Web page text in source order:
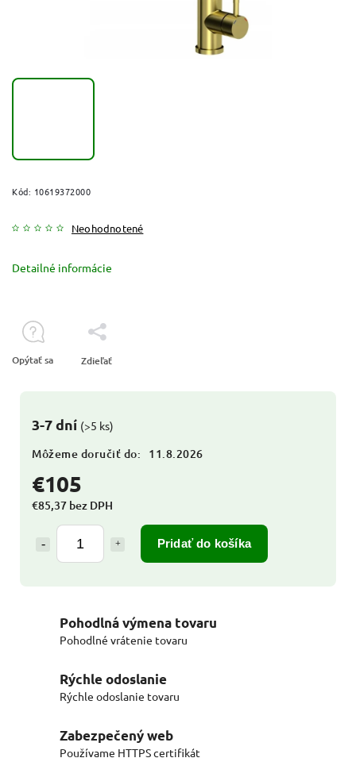
Kód: 10619372000
Neohodnotené
€105
€85,37 bez DPH
Pridať do košíka
3-7 dní (>5 ks)
Môžeme doručiť do: 11.8.2026
Detailné informácie
Opýtať sa Zdieľať
Pohodlná výmena tovaru
Pohodlné vrátenie tovaru
Rýchle odoslanie
Rýchle odoslanie tovaru
Zabezpečený web
Používame HTTPS certifikát